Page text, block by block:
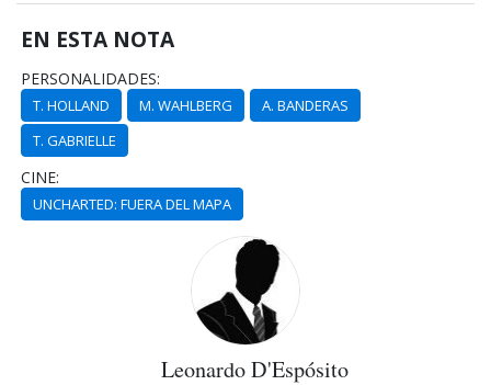
EN ESTA NOTA
PERSONALIDADES:
T. HOLLAND M. WAHLBERG
A. BANDERAS
T. GABRIELLE
CINE:
UNCHARTED: FUERA DEL MAPA
Leonardo D'Espósito